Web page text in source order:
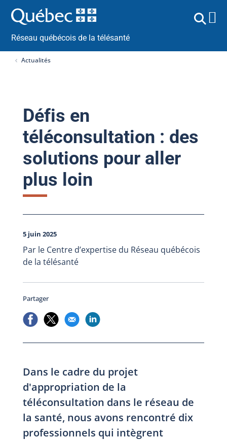
Réseau québécois de la télésanté
Actualités
Défis en
téléconsultation : des
solutions pour aller
plus loin
5 juin 2025
Par le Centre d’expertise du Réseau québécois
de la télésanté
Partager
Dans le cadre du projet
d'appropriation de la
téléconsultation dans le réseau de
la santé, nous avons rencontré dix
professionnels qui intègrent